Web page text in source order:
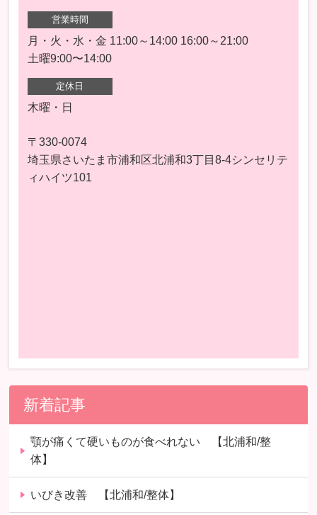
営業時間
月・火・水・金 11:00～14:00 16:00～21:00
土曜9:00〜14:00
定休日
木曜・日
〒330-0074
埼玉県さいたま市浦和区北浦和3丁目8-4シンセリテ
ィハイツ101
新着記事
顎が痛くて硬いものが食べれない 【北浦和/整
体】
いびき改善 【北浦和/整体】